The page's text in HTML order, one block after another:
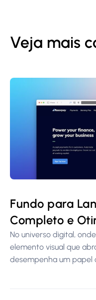
Veja mais
Fundo para
Completo e
No universo digital,
elemento visual que
desempenha um papel